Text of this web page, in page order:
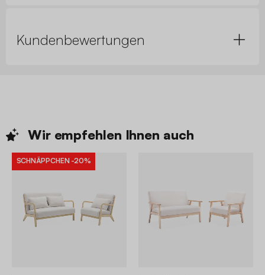
Kundenbewertungen
Wir empfehlen Ihnen auch
SCHNÄPPCHEN -20%